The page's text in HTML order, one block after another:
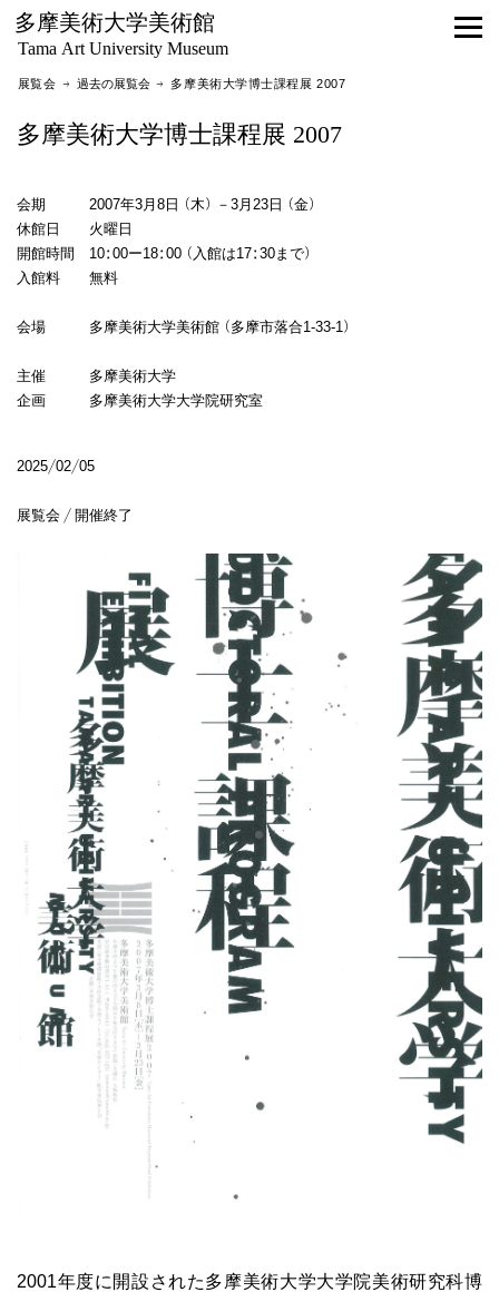
多摩美術大学美術館
Tama Art University Museum
展覧会 → 過去の展覧会→ 多摩美術大学博士課程展 2007
多摩美術大学博士課程展 2007
会期 2007年3月8日（木）－3月23日（金）
休館日 火曜日
開館時間 10:00ー18:00（入館は17:30まで）
入館料 無料
会場 多摩美術大学美術館（多摩市落合1-33-1）
主催 多摩美術大学
企画 多摩美術大学大学院研究室
2025/02/05
展覧会 / 開催終了
2001年度に開設された多摩美術大学大学院美術研究科博